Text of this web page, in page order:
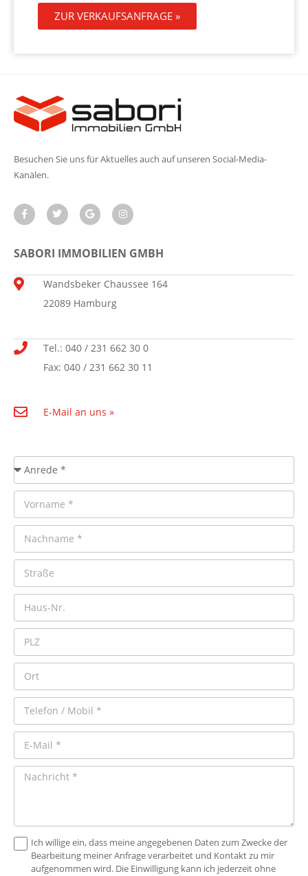
ZUR VERKAUFSANFRAGE »
Besuchen Sie uns für Aktuelles auch auf unseren Social-Media-
Kanälen.
SABORI IMMOBILIEN GMBH
Wandsbeker Chaussee 164
22089 Hamburg
Tel.: 040 / 231 662 30 0
Fax: 040 / 231 662 30 11
E-Mail an uns »
Ich willige ein, dass meine angegebenen Daten zum Zwecke der
Bearbeitung meiner Anfrage verarbeitet und Kontakt zu mir
aufgenommen wird. Die Einwilligung kann ich jederzeit ohne